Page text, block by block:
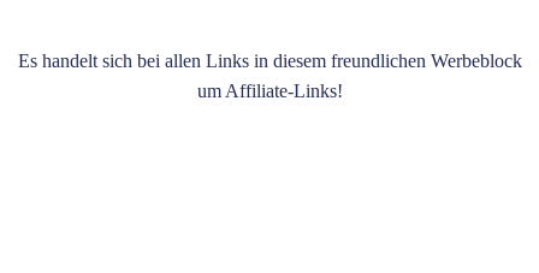
Es handelt sich bei allen Links in diesem freundlichen Werbeblock
um Affiliate-Links!